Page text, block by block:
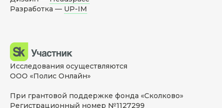
Разработка — UP-IM
Исследования осуществляются
ООО «Полис Онлайн»
При грантовой поддержке фонда «Сколково»
Регистрационный номер №1127299